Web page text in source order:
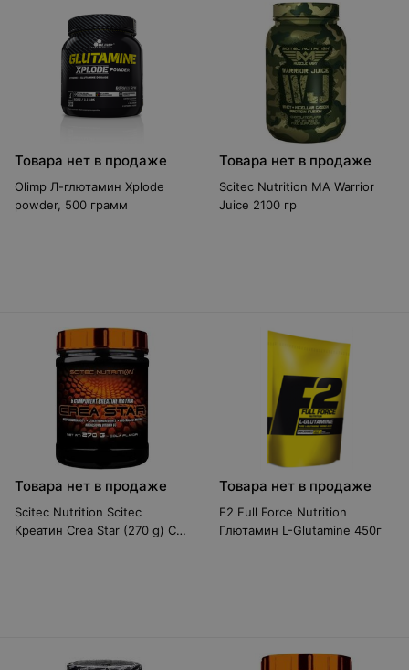
Товара нет в продаже
Olimp Л-глютамин Xplode
powder, 500 грамм
Товара нет в продаже
Scitec Nutrition MA Warrior
Juice 2100 гр
Товара нет в продаже
Scitec Nutrition Scitec
Креатин Crea Star (270 g) С
Товара нет в продаже
F2 Full Force Nutrition
Глютамин L-Glutamine 450г